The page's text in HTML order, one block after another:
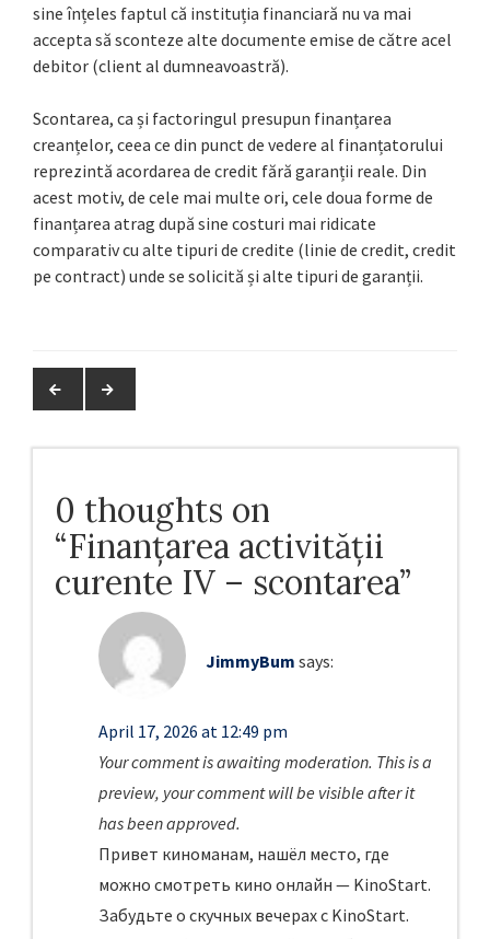
sine înțeles faptul că instituția financiară nu va mai
accepta să sconteze alte documente emise de către acel
debitor (client al dumneavoastră).
Scontarea, ca și factoringul presupun finanțarea
creanțelor, ceea ce din punct de vedere al finanțatorului
reprezintă acordarea de credit fără garanții reale. Din
acest motiv, de cele mai multe ori, cele doua forme de
finanțarea atrag după sine costuri mai ridicate
comparativ cu alte tipuri de credite (linie de credit, credit
pe contract) unde se solicită și alte tipuri de garanții.
0 thoughts on
“Finanțarea activității
curente IV – scontarea”
JimmyBum says:
April 17, 2026 at 12:49 pm
Your comment is awaiting moderation. This is a
preview, your comment will be visible after it
has been approved.
Привет киноманам, нашёл место, где
можно смотреть кино онлайн — KinoStart.
Забудьте о скучных вечерах с KinoStart.